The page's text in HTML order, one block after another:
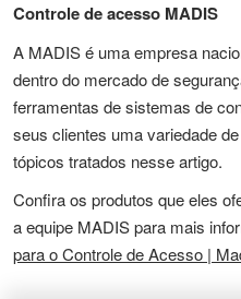
Controle de acesso MADIS
A MADIS é uma empresa
dentro do mercado de
ferramentas de sistemas de
seus clientes uma variedade
tópicos tratados nesse artigo.
Confira os produtos que eles
a equipe MADIS para mais
para o Controle de Acesso |